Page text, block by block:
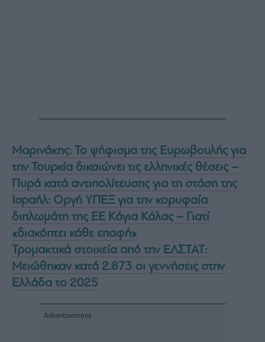
Μαρινάκης: Το ψήφισμα της Ευρωβουλής για
την Τουρκία δικαιώνει τις ελληνικές θέσεις –
Πυρά κατά αντιπολίτευσης για τη στάση της
Ισραήλ: Οργή ΥΠΕΞ για την κορυφαία
διπλωμάτη της ΕΕ Κάγια Κάλας – Γιατί
«διακόπτει κάθε επαφή»
Τρομακτικά στοιχεία από την ΕΛΣΤΑΤ:
Μειώθηκαν κατά 2.873 οι γεννήσεις στην
Ελλάδα το 2025